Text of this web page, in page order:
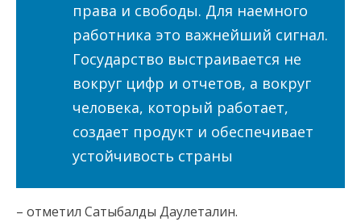
права и свободы. Для наемного
работника это важнейший сигнал.
Государство выстраивается не
вокруг цифр и отчетов, а вокруг
человека, который работает,
создает продукт и обеспечивает
устойчивость страны
– отметил Сатыбалды Даулеталин.